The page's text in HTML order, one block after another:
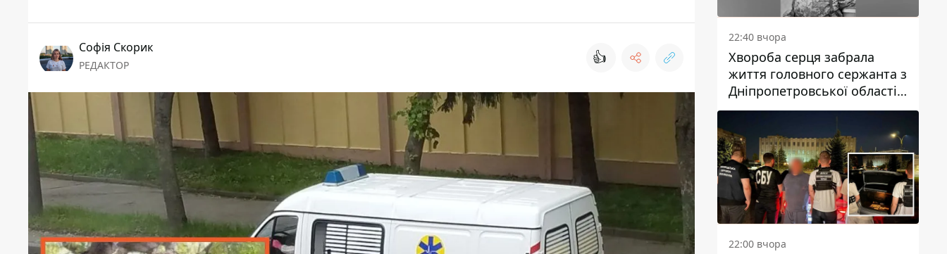
Софія Скорик
РЕДАКТОР 👍
22:40 вчора
Хвороба серця забрала
життя головного сержанта з
Дніпропетровської області
Юрія Свистуна
22:00 вчора